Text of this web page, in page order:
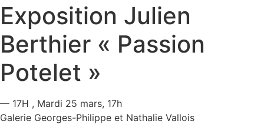
Exposition Julien
Berthier « Passion
Potelet »
— 17H , Mardi 25 mars, 17h
Galerie Georges-Philippe et Nathalie Vallois